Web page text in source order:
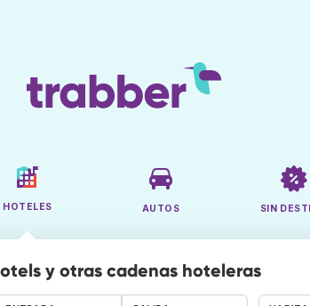
HOTELES AUTOS SIN
y otras cadenas hoteleras